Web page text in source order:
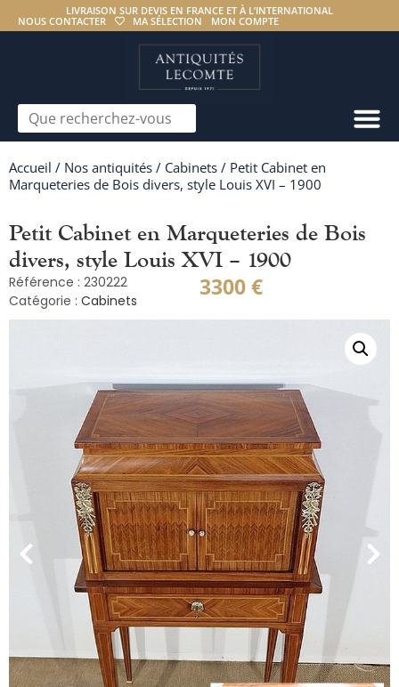
LIVRAISON SUR DEVIS EN FRANCE ET À L’INTERNATIONAL
NOUS CONTACTER
MA SÉLECTION MON COMPTE
Accueil / Nos antiquités / Cabinets / Petit Cabinet en
Marqueteries de Bois divers, style Louis XVI – 1900
Petit Cabinet en Marqueteries de Bois
divers, style Louis XVI – 1900
Référence : 230222
Catégorie : Cabinets 3300€